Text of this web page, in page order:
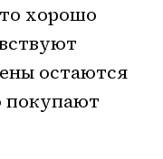
хорошо
остаются
покупают